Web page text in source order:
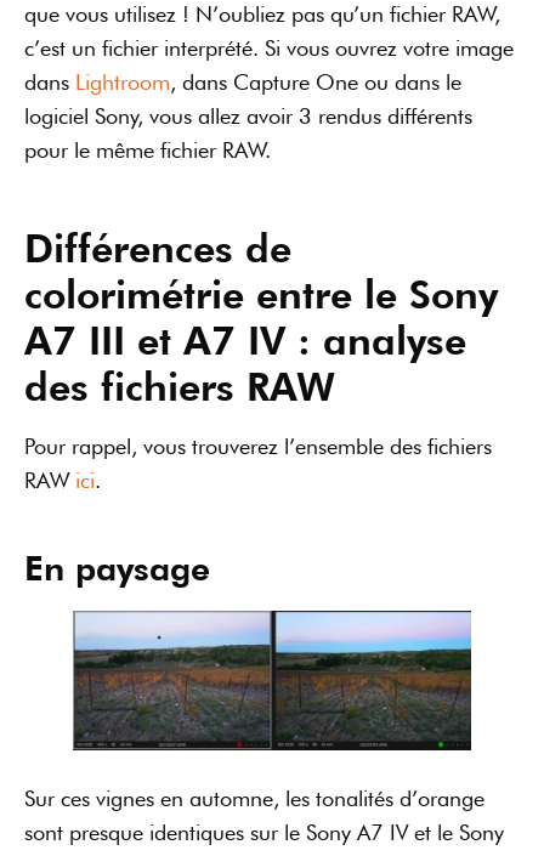
que vous utilisez ! N’oubliez pas qu’un fichier RAW,
c’est un fichier interprété. Si vous ouvrez votre image
dans Lightroom, dans Capture One ou dans le
logiciel Sony, vous allez avoir 3 rendus différents
pour le même fichier RAW.
Différences de
colorimétrie entre le Sony
A7 III et A7 IV : analyse
des fichiers RAW
Pour rappel, vous trouverez l’ensemble des fichiers
RAW ici.
En paysage
Sur ces vignes en automne, les tonalités d’orange
sont presque identiques sur le Sony A7 IV et le Sony